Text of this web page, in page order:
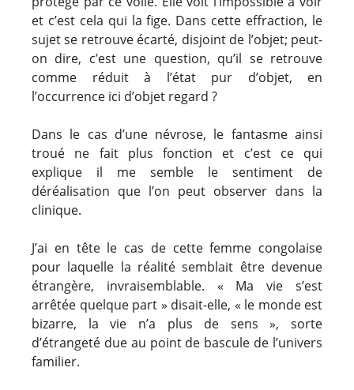
et c’est cela qui la fige. Dans cette effraction, le
sujet se retrouve écarté, disjoint de l’objet; peut-
on dire, c’est une question, qu’il se retrouve
comme réduit à l’état pur d’objet, en
l’occurrence ici d’objet regard ?
Dans le cas d’une névrose, le fantasme ainsi
troué ne fait plus fonction et c’est ce qui
explique il me semble le sentiment de
déréalisation que l’on peut observer dans la
clinique.
J’ai en tête le cas de cette femme congolaise
pour laquelle la réalité semblait être devenue
étrangère, invraisemblable. « Ma vie s’est
arrêtée quelque part » disait-elle, « le monde est
bizarre, la vie n’a plus de sens », sorte
d’étrangeté due au point de bascule de l’univers
familier.